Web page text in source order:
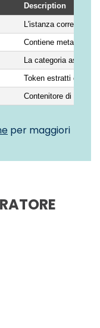
Description
L'istanza corrente
Contiene metadati
La categoria
Token estratti
Contenitore di valore
per maggiori